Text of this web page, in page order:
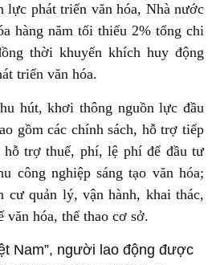
lực phát triển văn hóa, Nhà nước
hàng năm tối thiểu 2% tổng chi
thời khuyến khích huy động
triển văn hóa.
hút, khơi thông nguồn lực đầu
gồm các chính sách, hỗ trợ tiếp
trợ thuế, phí, lệ phí để đầu tư
công nghiệp sáng tạo văn hóa;
cư quản lý, vận hành, khai thác,
văn hóa, thể thao cơ sở.